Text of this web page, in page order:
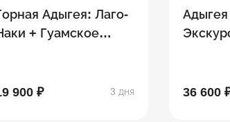
Адыгея: Лаго-
+ Гуамское
900 ₽ 3 дня 36 600